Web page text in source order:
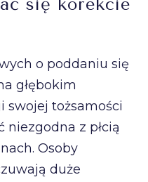
się korekcie
o poddaniu się
głębokim
swojej tożsamości
niezgodna z płcią
Osoby
duże